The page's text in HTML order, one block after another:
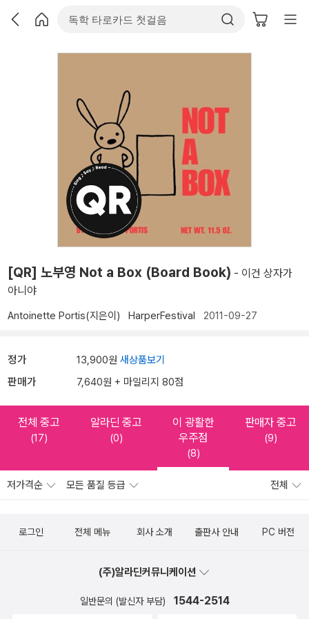
[QR] 노부영 Not a Box (Board Book) - 이건 상자가
아니야
Antoinette Portis(지은이) HarperFestival 2011-09-27
정가 13,900원 새상품보기
판매가 7,640원 + 마일리지 80점
전체 중고
(17)
알라딘 중고
(0)
이 광활한
우주점
(8)
판매자 중고
(9)
저가격순 모든 품질 등급 전체
로그인 전체 메뉴 회사 소개 출판사 안내 PC 버전
(주)알라딘커뮤니케이션
일반문의 (발신자 부담) 1544-2514